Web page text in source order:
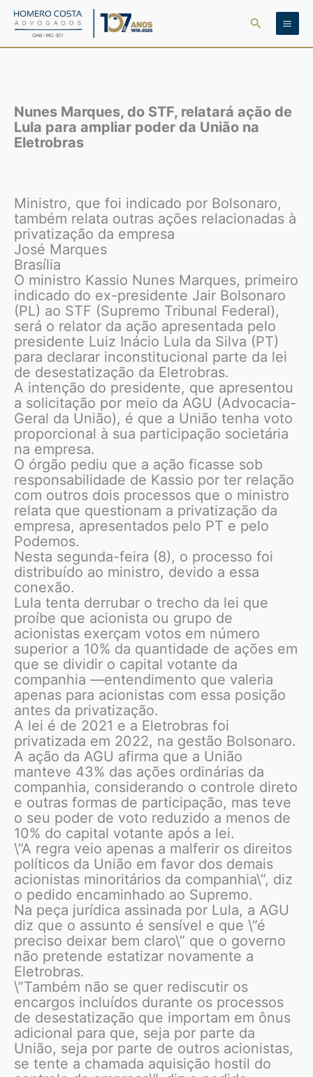
para
Pesquisar
Nunes Marques, do STF, relatará ação de
Lula para ampliar poder da União na
Eletrobras
Ministro, que foi indicado por Bolsonaro,
também relata outras ações relacionadas à
privatização da empresa
José Marques
Brasília
O ministro Kassio Nunes Marques, primeiro
indicado do ex-presidente Jair Bolsonaro
(PL) ao STF (Supremo Tribunal Federal),
será o relator da ação apresentada pelo
presidente Luiz Inácio Lula da Silva (PT)
para declarar inconstitucional parte da lei
de desestatização da Eletrobras.
A intenção do presidente, que apresentou
a solicitação por meio da AGU (Advocacia-
Geral da União), é que a União tenha voto
proporcional à sua participação societária
na empresa.
O órgão pediu que a ação ficasse sob
responsabilidade de Kassio por ter relação
com outros dois processos que o ministro
relata que questionam a privatização da
empresa, apresentados pelo PT e pelo
Podemos.
Nesta segunda-feira (8), o processo foi
distribuído ao ministro, devido a essa
conexão.
Lula tenta derrubar o trecho da lei que
proíbe que acionista ou grupo de
acionistas exerçam votos em número
superior a 10% da quantidade de ações em
que se dividir o capital votante da
companhia —entendimento que valeria
apenas para acionistas com essa posição
antes da privatização.
A lei é de 2021 e a Eletrobras foi
privatizada em 2022, na gestão Bolsonaro.
A ação da AGU afirma que a União
manteve 43% das ações ordinárias da
companhia, considerando o controle direto
e outras formas de participação, mas teve
o seu poder de voto reduzido a menos de
10% do capital votante após a lei.
\”A regra veio apenas a malferir os direitos
políticos da União em favor dos demais
acionistas minoritários da companhia\”, diz
o pedido encaminhado ao Supremo.
Na peça jurídica assinada por Lula, a AGU
diz que o assunto é sensível e que \”é
preciso deixar bem claro\” que o governo
não pretende estatizar novamente a
Eletrobras.
\”Também não se quer rediscutir os
encargos incluídos durante os processos
de desestatização que importam em ônus
adicional para que, seja por parte da
União, seja por parte de outros acionistas,
se tente a chamada aquisição hostil do